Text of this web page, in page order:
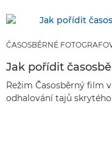
ČASOSBĚRNÉ
Jak pořídit
Režim Časosběrný film
odhalování tajů skrytého